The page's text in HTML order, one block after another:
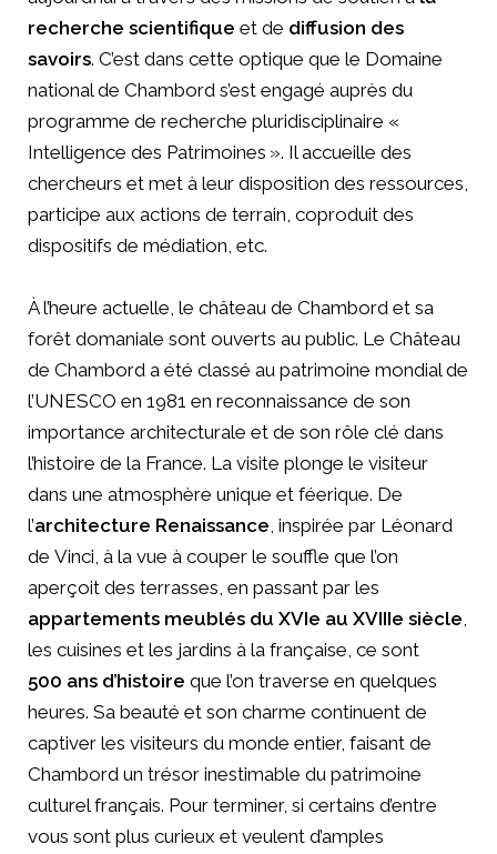
recherche scientifique et de diffusion des
savoirs. C’est dans cette optique que le Domaine
national de Chambord s’est engagé auprès du
programme de recherche pluridisciplinaire «
Intelligence des Patrimoines ». Il accueille des
chercheurs et met à leur disposition des ressources,
participe aux actions de terrain, coproduit des
dispositifs de médiation, etc.
À l’heure actuelle, le château de Chambord et sa
forêt domaniale sont ouverts au public. Le Château
de Chambord a été classé au patrimoine mondial de
l’UNESCO en 1981 en reconnaissance de son
importance architecturale et de son rôle clé dans
l’histoire de la France. La visite plonge le visiteur
dans une atmosphère unique et féerique. De
l’architecture Renaissance , inspirée par Léonard
de Vinci, à la vue à couper le souffle que l’on
aperçoit des terrasses, en passant par les
appartements meublés du XVIe au XVIIIe siècle
les cuisines et les jardins à la française, ce sont
500 ans d’histoire que l’on traverse en quelques
heures. Sa beauté et son charme continuent de
captiver les visiteurs du monde entier, faisant de
Chambord un trésor inestimable du patrimoine
culturel français. Pour terminer, si certains d’entre
vous sont plus curieux et veulent d’amples